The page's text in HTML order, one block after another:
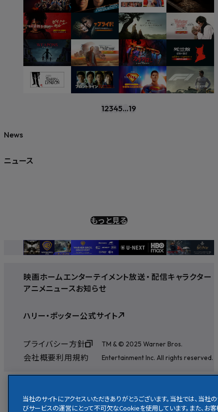
12345...19
News
ニュース
もっと見る
映画ホームエンターテイメント放送・ 配信キャラクター
アニメニュースお知らせ
ハリー・ポッター公式サイト
プライバシー方針
会社概要利用規約
TM & © 2025 Warner Bros.
Entertainment Inc. All rights reserved.
当社のサイトにアクセスいただきありがとうございます。当社では、当社の
びサービスの運営にとって不可欠なCookieを使用しています。また、お